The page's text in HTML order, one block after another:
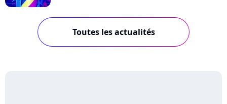
Toutes les actualités